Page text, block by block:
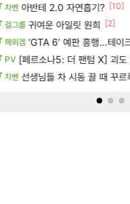
플 안녕하세요 별찌입니다. [208]
사막 성불 [30]
온2 트리니엘 유명한 비매너유
플 순애 길드 입장문 입니다.
아4 진짜 신기합니다. 게임 안할때
차벤 아반테 2.0 자연흡기? [10]
걸그룹 귀여운 아일릿 원희 [2]
해외겜 ‘GTA 6’ 예판 흥행…테이크
PV [페르소나5: 더 팬텀 X] 괴도 영
차벤 선생님들 차 시동 끌 때 꾸르